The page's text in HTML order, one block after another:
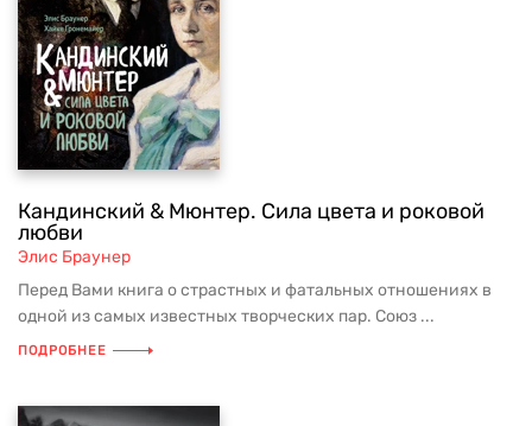
Кандинский & Мюнтер. Сила цвета и роковой
любви
Элис Браунер
Перед Вами книга о страстных и фатальных отношениях в
одной из самых известных творческих пар. Союз ...
ПОДРОБНЕЕ